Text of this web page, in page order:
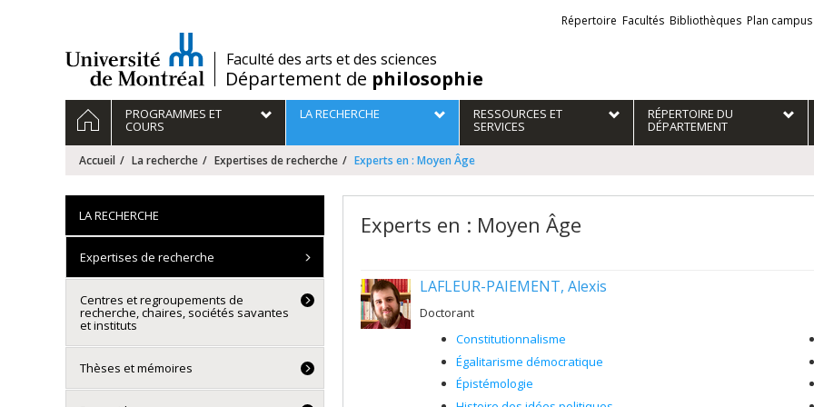
/Faculté des arts et des sciences
Département de philosophie
Liens
externes
Répertoire Facultés Bibliothèques Plan campus
Navigation
principale
ACCUEILPROGRAMMES ET
COURS
LA RECHERCHE RESSOURCES ET
SERVICES
RÉPERTOIRE DU
DÉPARTEMENT
Accueil La recherche Expertises de recherche Experts en : Moyen Âge
Experts en : Moyen Âge
LAFLEUR-PAIEMENT, Alexis
Doctorant
Constitutionnalisme
Égalitarisme démocratique
Épistémologie
LA RECHERCHE
Expertises de recherche
Centres et regroupements de
recherche, chaires, sociétés savantes
et instituts
Thèses et mémoires